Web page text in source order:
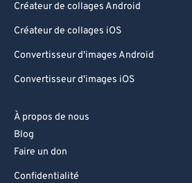
Créateur de collages Android
Créateur de collages iOS
Convertisseur d'images Android
Convertisseur d'images iOS
À propos de nous
Blog
Faire un don
Confidentialité